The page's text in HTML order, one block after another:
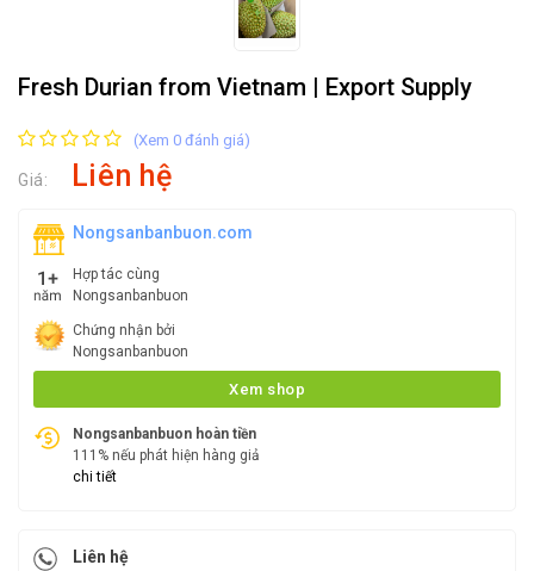
Fresh Durian from Vietnam | Export Supply
(Xem 0 đánh giá)
Giá: Liên hệ
Nongsanbanbuon.com
Hợp tác cùng
Nongsanbanbuon
Chứng nhận bởi
Nongsanbanbuon
Xem shop
Nongsanbanbuon hoàn tiền
111% nếu phát hiện hàng giả
chi tiết
Liên hệ